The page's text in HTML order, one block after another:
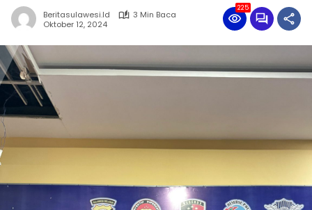
Beritasulawesi.id
3 Min Baca
Oktober 12, 2024
225